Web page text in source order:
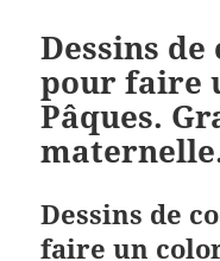
Dessins
pour faire
Pâques.
Dessins de
faire un